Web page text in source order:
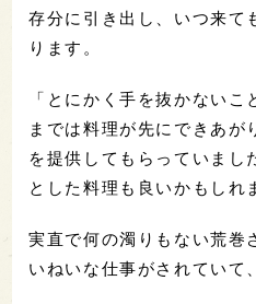
存分に引き出し、いつ来て
ります。
「とにかく手を抜かない
までは料理が先にできあが
を提供してもらっていまし
とした料理も良いかもしれ
実直で何の濁りもない荒巻
いねいな仕事がされていて